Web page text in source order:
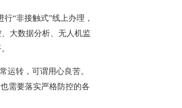
“非接触式”线上办理，
大数据分析、无人机监
转，可谓用心良苦。
需要落实严格防控的各